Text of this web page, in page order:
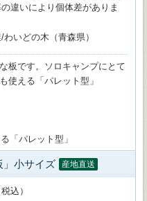
違いにより個体差がありま
わいどの木（青森県）
板です。ソロキャンプにとて
使える「パレット型」
「パレット型」
小サイズ 産地直送
込）